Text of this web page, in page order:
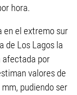
hora.
en el extremo sur
de Los Lagos la
afectada por
valores de
pudiendo ser